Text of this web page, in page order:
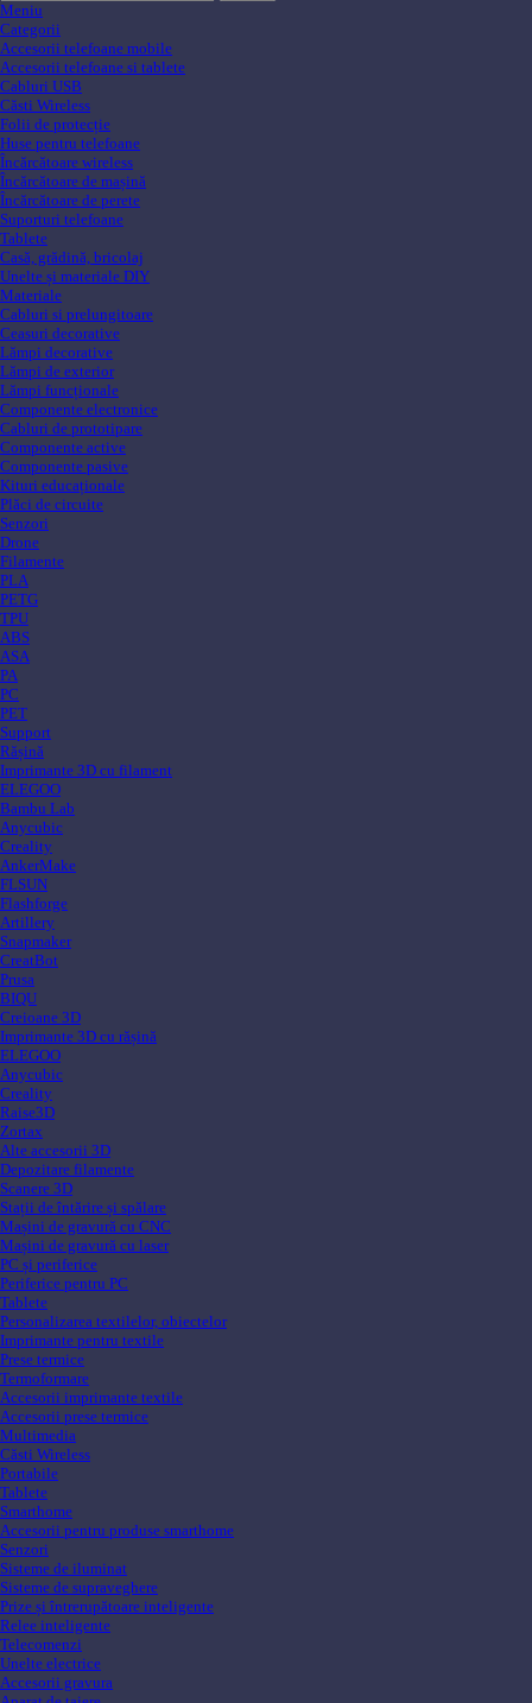
Meniu
Categorii
Accesorii telefoane mobile
Accesorii telefoane si tablete
Cabluri USB
Căsti Wireless
Folii de protecție
Huse pentru telefoane
Încărcătoare wireless
Încărcătoare de mașină
Încărcătoare de perete
Suporturi telefoane
Tablete
Casă, grădină, bricolaj
Unelte și materiale DIY
Materiale
Cabluri si prelungitoare
Ceasuri decorative
Lămpi decorative
Lămpi de exterior
Lămpi funcționale
Componente electronice
Cabluri de prototipare
Componente active
Componente pasive
Kituri educaționale
Plăci de circuite
Senzori
Drone
Filamente
PLA
PETG
TPU
ABS
ASA
PA
PC
PET
Support
Rășină
Imprimante 3D cu filament
ELEGOO
Bambu Lab
Anycubic
Creality
AnkerMake
FLSUN
Flashforge
Artillery
Snapmaker
CreatBot
Prusa
BIQU
Creioane 3D
Imprimante 3D cu rășină
ELEGOO
Anycubic
Creality
Raise3D
Zortax
Alte accesorii 3D
Depozitare filamente
Scanere 3D
Stații de întărire și spălare
Mașini de gravură cu CNC
Mașini de gravură cu laser
PC și periferice
Periferice pentru PC
Tablete
Personalizarea textilelor, obiectelor
Imprimante pentru textile
Prese termice
Termoformare
Accesorii imprimante textile
Accesorii prese termice
Multimedia
Căsti Wireless
Portabile
Tablete
Smarthome
Accesorii pentru produse smarthome
Senzori
Sisteme de iluminat
Sisteme de supraveghere
Prize și întrerupătoare inteligente
Relee inteligente
Telecomenzi
Unelte electrice
Accesorii gravura